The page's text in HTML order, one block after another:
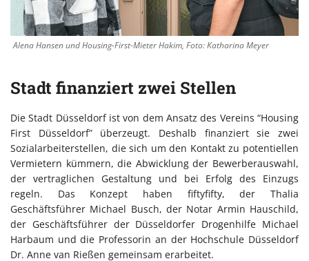
Alena Hansen und Housing-First-Mieter Hakim, Foto: Katharina Meyer
Stadt finanziert zwei Stellen
Die Stadt Düsseldorf ist von dem Ansatz des Vereins “Housing
First Düsseldorf” überzeugt. Deshalb finanziert sie zwei
Sozialarbeiterstellen, die sich um den Kontakt zu potentiellen
Vermietern kümmern, die Abwicklung der Bewerberauswahl,
der vertraglichen Gestaltung und bei Erfolg des Einzugs
regeln. Das Konzept haben fiftyfifty, der Thalia
Geschäftsführer Michael Busch, der Notar Armin Hauschild,
der Geschäftsführer der Düsseldorfer Drogenhilfe Michael
Harbaum und die Professorin an der Hochschule Düsseldorf
Dr. Anne van Rießen gemeinsam erarbeitet.